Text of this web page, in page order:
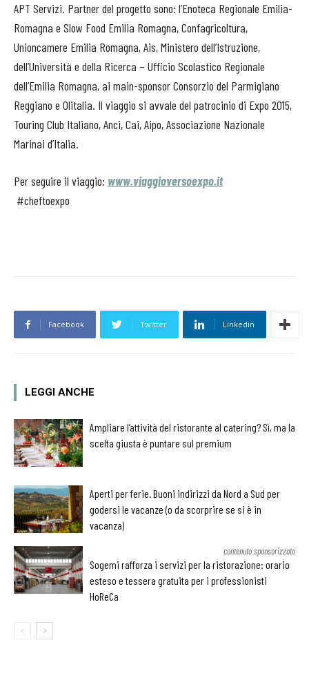
APT Servizi. Partner del progetto sono: l’Enoteca Regionale Emilia-
Romagna e Slow Food Emilia Romagna, Confagricoltura,
Unioncamere Emilia Romagna, Ais, Ministero dell’Istruzione,
dell’Università e della Ricerca – Ufficio Scolastico Regionale
dell’Emilia Romagna, ai main-sponsor Consorzio del Parmigiano
Reggiano e Olitalia. Il viaggio si avvale del patrocinio di Expo 2015,
Touring Club Italiano, Anci, Cai, Aipo, Associazione Nazionale
Marinai d’Italia.
Per seguire il viaggio: www.viaggioversoexpo.it
#cheftoexpo
Facebook Twitter Linkedin
LEGGI ANCHE
Ampliare l’attività del ristorante al catering? Sì, ma la
scelta giusta è puntare sul premium
Aperti per ferie. Buoni indirizzi da Nord a Sud per
godersi le vacanze (o da scorprire se si è in
vacanza)
contenuto sponsorizzato
Sogemi rafforza i servizi per la ristorazione: orario
esteso e tessera gratuita per i professionisti
HoReCa